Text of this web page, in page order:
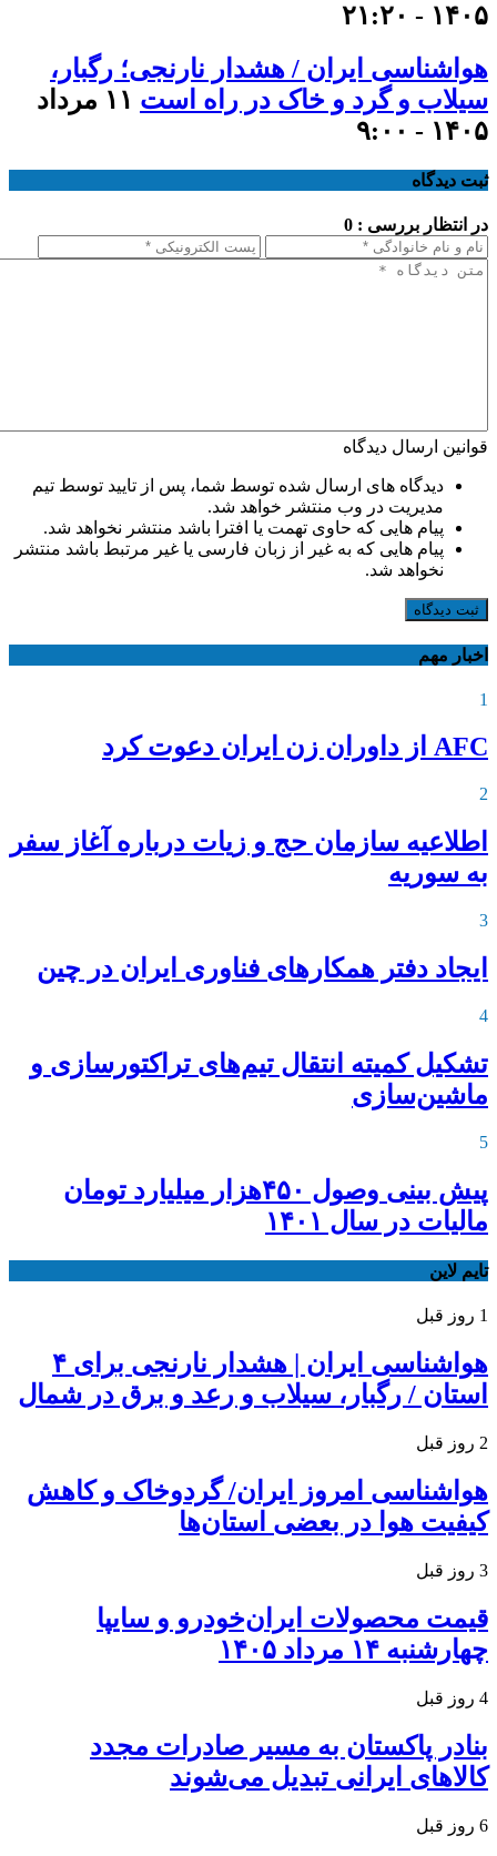
۱۴۰۵ - ۲۱:۲۰
هواشناسی ایران / هشدار نارنجی؛ رگبار،
سیلاب و گرد و خاک در راه است
۱۱ مرداد
۱۴۰۵ - ۹:۰۰
ثبت دیدگاه
در انتظار بررسی : 0
قوانین ارسال دیدگاه
دیدگاه های ارسال شده توسط شما، پس از تایید توسط تیم
مدیریت در وب منتشر خواهد شد.
پیام هایی که حاوی تهمت یا افترا باشد منتشر نخواهد شد.
پیام هایی که به غیر از زبان فارسی یا غیر مرتبط باشد منتشر
نخواهد شد.
ثبت دیدگاه
اخبار مهم
1
AFC از داوران زن ایران دعوت کرد
2
اطلاعیه‌ سازمان حج و زیات درباره آغاز سفر
به سوریه
3
ایجاد دفتر همکارهای فناوری ایران در چین
4
تشکیل کمیته انتقال تیم‌های تراکتورسازی و
ماشین‌سازی
5
پیش بینی وصول ۴۵۰هزار میلیارد تومان
مالیات در سال ۱۴۰۱
تایم لاین
1 روز قبل
هواشناسی ایران | هشدار نارنجی برای ۴
استان / رگبار، سیلاب و رعد و برق در شمال
2 روز قبل
هواشناسی امروز ایران/ گردوخاک و کاهش
کیفیت هوا در بعضی استان‌ها
3 روز قبل
قیمت محصولات ایران‌خودرو و سایپا
چهارشنبه ۱۴ مرداد ۱۴۰۵
4 روز قبل
بنادر پاکستان به مسیر صادرات مجدد
کالاهای ایرانی تبدیل می‌شوند
6 روز قبل